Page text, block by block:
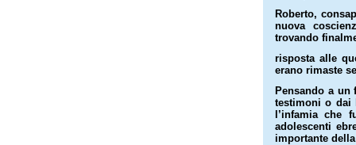
Roberto,
nuova
trovando
risposta alle
erano rimaste
Pensando a
testimoni o dai
l’infamia che
adolescenti
importante